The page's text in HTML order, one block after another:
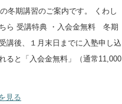
冬期講習のご案内です。 くわし
ら 受講特典 ・入会金無料 冬期
講後、１月末日までに入塾申し込
ると「入会金無料」（通常11,000
見る